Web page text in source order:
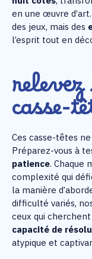
en une œuvre
des jeux, mais des
l’esprit tout en
relevez
casse-
Ces casse-têtes
Préparez-vous à
patience. Chaque
complexité qui
la manière
difficulté variés,
ceux qui
capacité de
atypique et